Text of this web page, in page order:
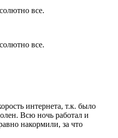
все.
все.
интернета, т.к. было
Всю ночь работал и
накормили, за что